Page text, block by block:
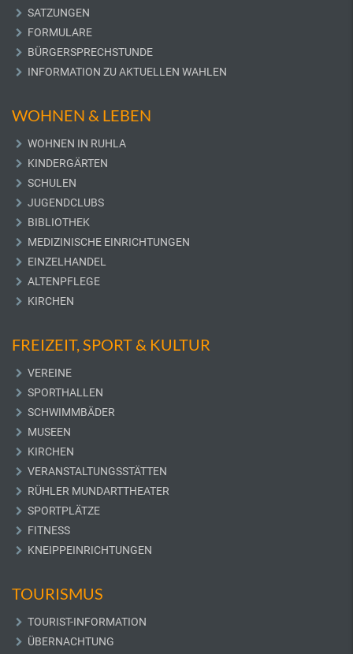
SATZUNGEN
FORMULARE
BÜRGERSPRECHSTUNDE
INFORMATION ZU AKTUELLEN WAHLEN
WOHNEN & LEBEN
WOHNEN IN RUHLA
KINDERGÄRTEN
SCHULEN
JUGENDCLUBS
BIBLIOTHEK
MEDIZINISCHE EINRICHTUNGEN
EINZELHANDEL
ALTENPFLEGE
KIRCHEN
FREIZEIT, SPORT & KULTUR
VEREINE
SPORTHALLEN
SCHWIMMBÄDER
MUSEEN
KIRCHEN
VERANSTALTUNGSSTÄTTEN
RÜHLER MUNDARTTHEATER
SPORTPLÄTZE
FITNESS
KNEIPPEINRICHTUNGEN
TOURISMUS
TOURIST-INFORMATION
ÜBERNACHTUNG